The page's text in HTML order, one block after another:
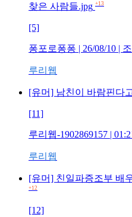
찾은 사람들.jpg +13
[5]
퐁포로퐁퐁 | 26/08/10 |
루리웹
[유머] 남친이 바람핀다
[11]
루리웹-1902869157 |
루리웹
[유머] 친일파증조부 배
+12
[12]